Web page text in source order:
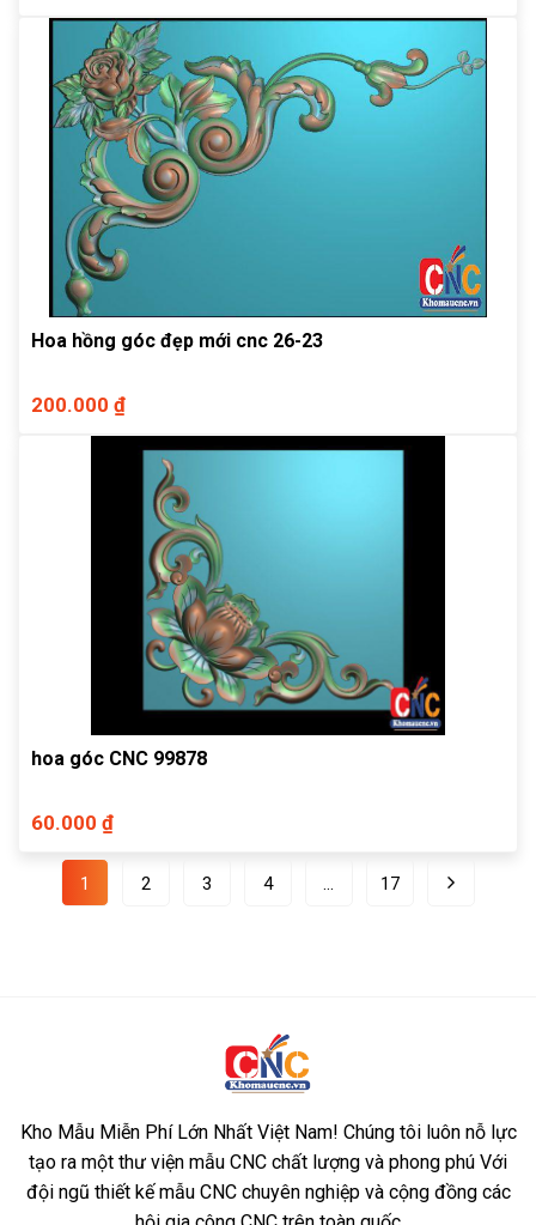
Hoa hồng góc đẹp mới cnc 26-23
200.000 ₫
hoa góc CNC 99878
60.000 ₫
1 2 3 4 … 17
Kho Mẫu Miễn Phí Lớn Nhất Việt Nam! Chúng tôi luôn nỗ lực
tạo ra một thư viện mẫu CNC chất lượng và phong phú Với
đội ngũ thiết kế mẫu CNC chuyên nghiệp và cộng đồng các